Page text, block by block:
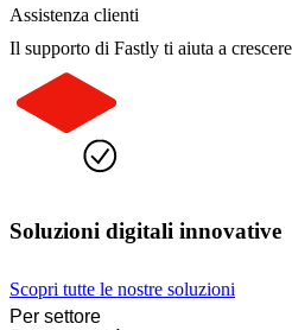
Assistenza clienti
Il supporto di Fastly ti aiuta a
Soluzioni digitali innovative
Scopri tutte le nostre soluzioni
Per settore